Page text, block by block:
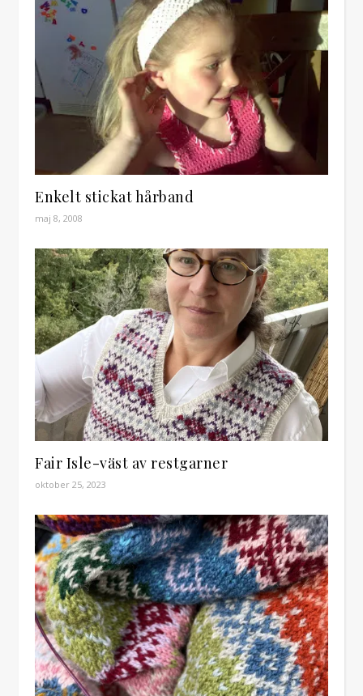
Enkelt stickat hårband
maj 8, 2008
Fair Isle-väst av restgarner
oktober 25, 2023